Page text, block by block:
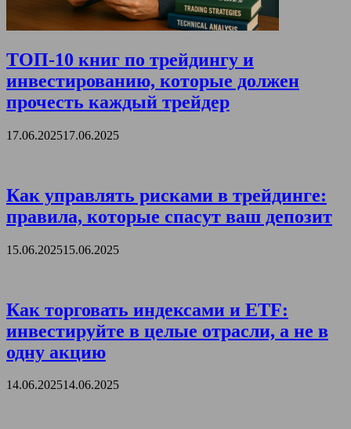
ТОП-10 книг по трейдингу и
инвестированию, которые должен
прочесть каждый трейдер
17.06.202517.06.2025
Как управлять рисками в трейдинге:
правила, которые спасут ваш депозит
15.06.202515.06.2025
Как торговать индексами и ETF:
инвестируйте в целые отрасли, а не в
одну акцию
14.06.202514.06.2025